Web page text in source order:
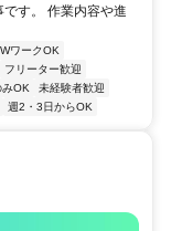
す。 作業内容や進
ワークOK
フリーター歓迎
OK
未経験者歓迎
週2・3日からOK